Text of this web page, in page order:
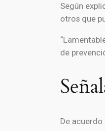
Según
otros que
de
De